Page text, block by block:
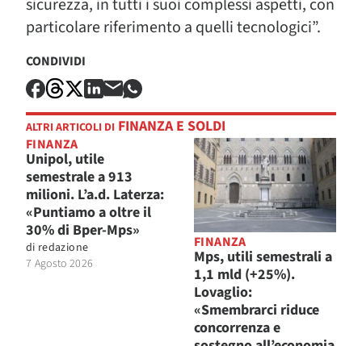
sicurezza, in tutti i suoi complessi aspetti, con
particolare riferimento a quelli tecnologici”.
CONDIVIDI
ALTRI ARTICOLI DI FINANZA E SOLDI
FINANZA
Unipol, utile
semestrale a 913
milioni. L’a.d. Laterza:
«Puntiamo a oltre il
30% di Bper-Mps»
di redazione
7 Agosto 2026
FINANZA
Mps, utili semestrali a
1,1 mld (+25%).
Lovaglio:
«Smembrarci riduce
concorrenza e